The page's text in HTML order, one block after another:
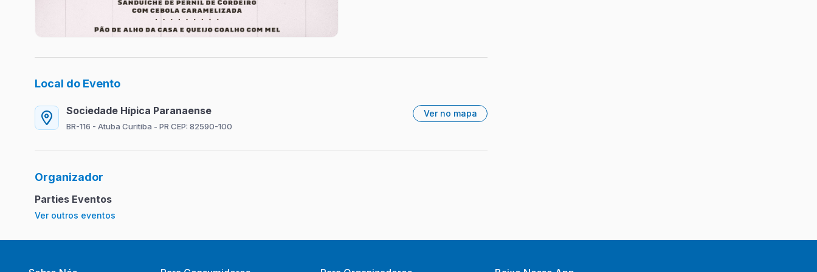
Local do Evento
Sociedade Hípica Paranaense
BR-116 - Atuba Curitiba - PR CEP: 82590-100
Ver no mapa
Organizador
Parties Eventos
Ver outros eventos